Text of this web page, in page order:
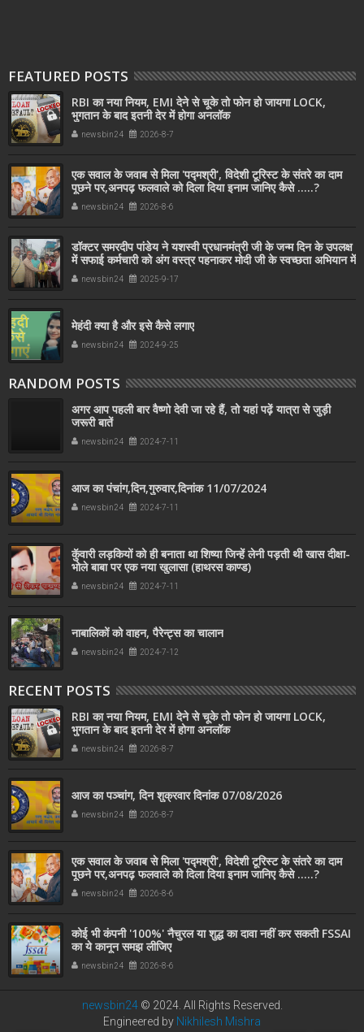
FEATURED POSTS
RBI का नया नियम, EMI देने से चूके तो फोन हो जायगा LOCK,
भुगतान के बाद इतनी देर में होगा अनलॉक
newsbin24 2026-8-7
एक सवाल के जवाब से मिला 'पद्मश्री', विदेशी टूरिस्ट के संतरे का दाम
पूछने पर,अनपढ़ फलवाले को दिला दिया इनाम जानिए कैसे .....?
newsbin24 2026-8-6
डॉक्टर समरदीप पांडेय ने यशस्वी प्रधानमंत्री जी के जन्म दिन के उपलक्ष
में सफाई कर्मचारी को अंग वस्त्र पहनाकर मोदी जी के स्वच्छता अभियान में
सहयोग किया
newsbin24 2025-9-17
मेहंदी क्या है और इसे कैसे लगाए
newsbin24 2024-9-25
RANDOM POSTS
अगर आप पहली बार वैष्णो देवी जा रहे हैं, तो यहां पढ़ें यात्रा से जुड़ी
जरूरी बातें
newsbin24 2024-7-11
आज का पंचांग,दिन,गुरुवार,दिनांक 11/07/2024
newsbin24 2024-7-11
कुॅवारी लड़कियों को ही बनाता था शिष्या जिन्हें लेनी पड़ती थी खास दीक्षा-
भोले बाबा पर एक नया खुलासा (हाथरस काण्ड)
newsbin24 2024-7-11
नाबालिकों को वाहन, पैरेन्ट्स का चालान
newsbin24 2024-7-12
RECENT POSTS
RBI का नया नियम, EMI देने से चूके तो फोन हो जायगा LOCK,
भुगतान के बाद इतनी देर में होगा अनलॉक
newsbin24 2026-8-7
आज का पञ्चांग, दिन शुक्रवार दिनांक 07/08/2026
newsbin24 2026-8-7
एक सवाल के जवाब से मिला 'पद्मश्री', विदेशी टूरिस्ट के संतरे का दाम
पूछने पर,अनपढ़ फलवाले को दिला दिया इनाम जानिए कैसे .....?
newsbin24 2026-8-6
कोई भी कंपनी '100%' नैचुरल या शुद्ध का दावा नहीं कर सकती FSSAI
का ये कानून समझ लीजिए
newsbin24 2026-8-6
newsbin24© 2024. All Rights Reserved.
Engineered by Nikhilesh Mishra